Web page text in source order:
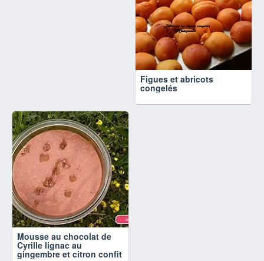
Figues et abricots
congelés
Mousse au chocolat de
Cyrille lignac au
gingembre et citron confit